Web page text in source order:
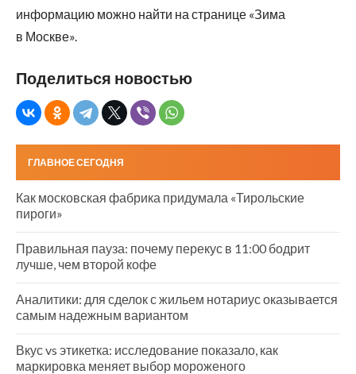
информацию можно найти на странице «Зима
в Москве».
Поделиться новостью
ГЛАВНОЕ СЕГОДНЯ
Как московская фабрика придумала «Тирольские
пироги»
Правильная пауза: почему перекус в 11:00 бодрит
лучше, чем второй кофе
Аналитики: для сделок с жильем нотариус оказывается
самым надежным вариантом
Вкус vs этикетка: исследование показало, как
маркировка меняет выбор мороженого